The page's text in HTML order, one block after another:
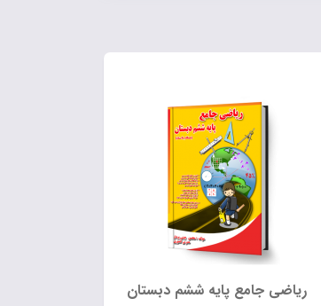
ریاضی جامع پایه ششم دبستان